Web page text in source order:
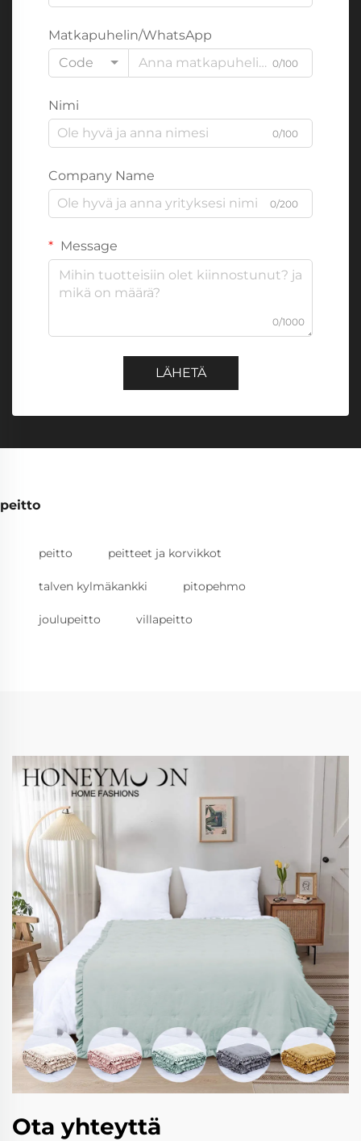
Matkapuhelin/WhatsApp
Code
0/100
Nimi
0/100
Company Name
0/200
Message
0/1000
LÄHETÄ
peitto
peitto peitteet ja korvikkot
talven kylmäkankki pitopehmo
joulupeitto villapeitto
Ota yhteyttä